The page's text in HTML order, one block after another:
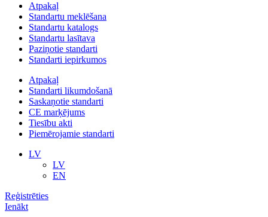
Atpakaļ
Standartu meklēšana
Standartu katalogs
Standartu lasītava
Paziņotie standarti
Standarti iepirkumos
Atpakaļ
Standarti likumdošanā
Saskaņotie standarti
CE marķējums
Tiesību akti
Piemērojamie standarti
LV
LV
EN
Reģistrēties
Ienākt